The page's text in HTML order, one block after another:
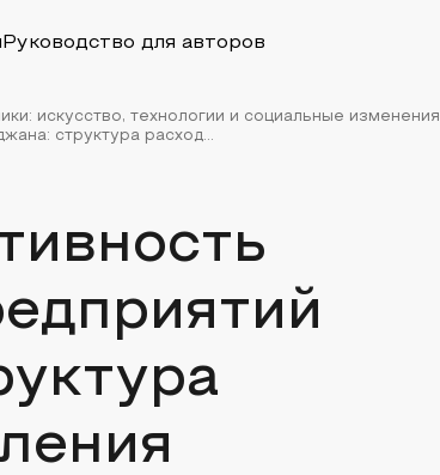
Руководство для авторов
искусство, технологии и социальные изменения
структура расход...